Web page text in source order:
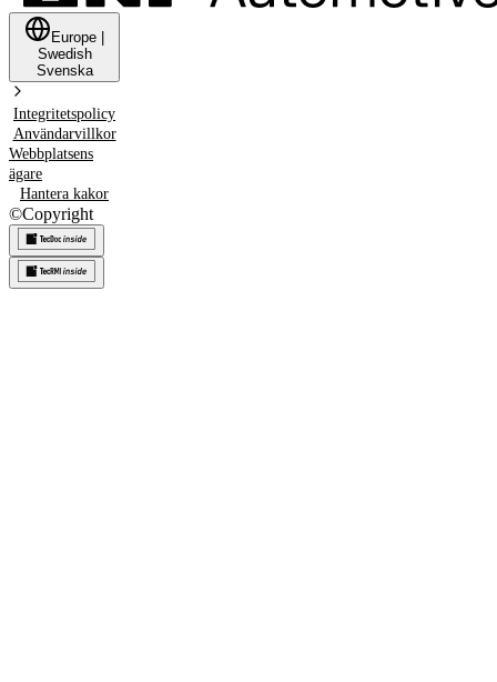
Europe
Swedish
Svenska
Integritetspolicy
Användarvillkor
Webbplatsens
ägare
Hantera kakor
©Copyright